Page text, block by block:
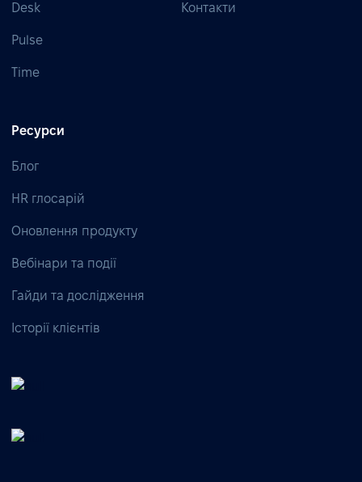
Desk
Pulse
Time
Контакти
Ресурси
Блог
HR глосарій
Оновлення продукту
Вебінари та події
Гайди та дослідження
Історії клієнтів